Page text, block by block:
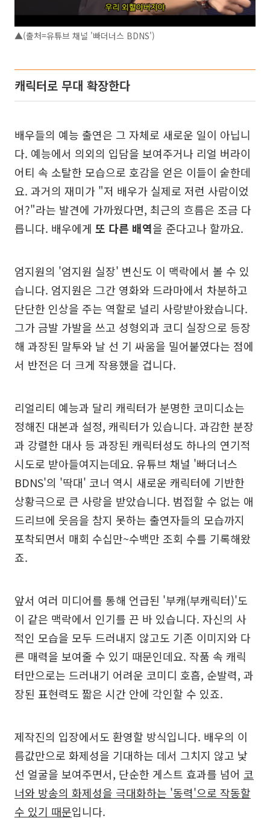
▲(출처=유튜브 채널 '빠더너스 BDNS')
캐릭터로 무대 확장한다
배우들의 예능 출연은 그 자체로 새로운 일이 아닙니
다. 예능에서 의외의 입담을 보여주거나 리얼 버라이
어티 속 소탈한 모습으로 호감을 얻은 이들이 숱한데
요. 과거의 재미가 "저 배우가 실제로 저런 사람이었
어?"라는 발견에 가까웠다면, 최근의 흐름은 조금 다
릅니다. 배우에게 또 다른 배역을 준다고나 할까요.
엄지원의 '엄지원 실장' 변신도 이 맥락에서 볼 수 있
습니다. 엄지원은 그간 영화와 드라마에서 차분하고
단단한 인상을 주는 역할로 널리 사랑받아왔습니다.
그가 금발 가발을 쓰고 성형외과 코디 실장으로 등장
해 과장된 말투와 날 선 기 싸움을 밀어붙였다는 점에
서 반전은 더 크게 작용했을 겁니다.
리얼리티 예능과 달리 캐릭터가 분명한 코미디쇼는
정해진 대본과 설정, 캐릭터가 있습니다. 과감한 분장
과 강렬한 대사 등 과장된 캐릭터성도 하나의 연기적
시도로 받아들여지는데요. 유튜브 채널 '빠더너스
BDNS'의 '딱대' 코너 역시 새로운 캐릭터에 기반한
상황극으로 큰 사랑을 받았습니다. 범접할 수 없는 애
드리브에 웃음을 참지 못하는 출연자들의 모습까지
포착되면서 매회 수십만~수백만 조회 수를 기록해왔
죠.
앞서 여러 미디어를 통해 언급된 '부캐(부캐릭터)'도
이 같은 맥락에서 인기를 끈 바 있습니다. 자신의 사
적인 모습을 모두 드러내지 않고도 기존 이미지와 다
른 매력을 보여줄 수 있기 때문인데요. 작품 속 캐릭
터만으로는 드러내기 어려운 코미디 호흡, 순발력, 과
장된 표현력도 짧은 시간 안에 각인할 수 있죠.
제작진의 입장에서도 환영할 방식입니다. 배우의 이
름값만으로 화제성을 기대하는 데서 그치지 않고 낯
선 얼굴을 보여주면서, 단순한 게스트 효과를 넘어 코
너와 방송의 화제성을 극대화하는 '동력'으로 작동할
수 있기 때문입니다.